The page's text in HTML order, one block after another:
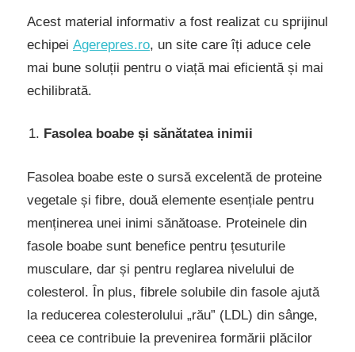
Acest material informativ a fost realizat cu sprijinul
echipei Agerepres.ro, un site care îți aduce cele
mai bune soluții pentru o viață mai eficientă și mai
echilibrată.
Fasolea boabe și sănătatea inimii
Fasolea boabe este o sursă excelentă de proteine
vegetale și fibre, două elemente esențiale pentru
menținerea unei inimi sănătoase. Proteinele din
fasole boabe sunt benefice pentru țesuturile
musculare, dar și pentru reglarea nivelului de
colesterol. În plus, fibrele solubile din fasole ajută
la reducerea colesterolului „rău” (LDL) din sânge,
ceea ce contribuie la prevenirea formării plăcilor